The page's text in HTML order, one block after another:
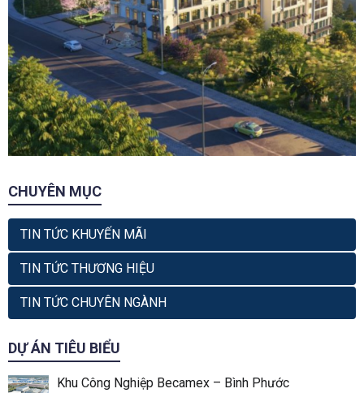
CHUYÊN MỤC
TIN TỨC KHUYẾN MÃI
TIN TỨC THƯƠNG HIỆU
TIN TỨC CHUYÊN NGÀNH
DỰ ÁN TIÊU BIỂU
Khu Công Nghiệp Becamex – Bình Phước